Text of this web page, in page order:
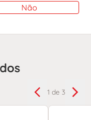
Não
1 de 3